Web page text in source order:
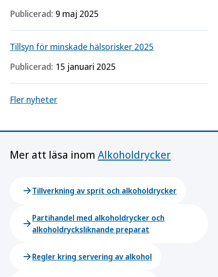
Publicerad: 9 maj 2025
Tillsyn för minskade hälsorisker 2025
Publicerad: 15 januari 2025
Fler nyheter
Mer att läsa inom Alkoholdrycker
Tillverkning av sprit och alkoholdrycker
Partihandel med alkoholdrycker och
alkoholdrycksliknande preparat
Regler kring servering av alkohol